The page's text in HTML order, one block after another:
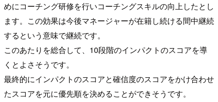
めにコーチング研修を行いコーチングスキルの向上したとし
ます。この効果は今後マネージャーが在籍し続ける間中継続
するという意味で継続です。
このあたりを総合して、10段階のインパクトのスコアを導
くとよさそうです。
最終的にインパクトのスコアと確信度のスコアをかけ合わせ
たスコアを元に優先順を決めることができそうです。